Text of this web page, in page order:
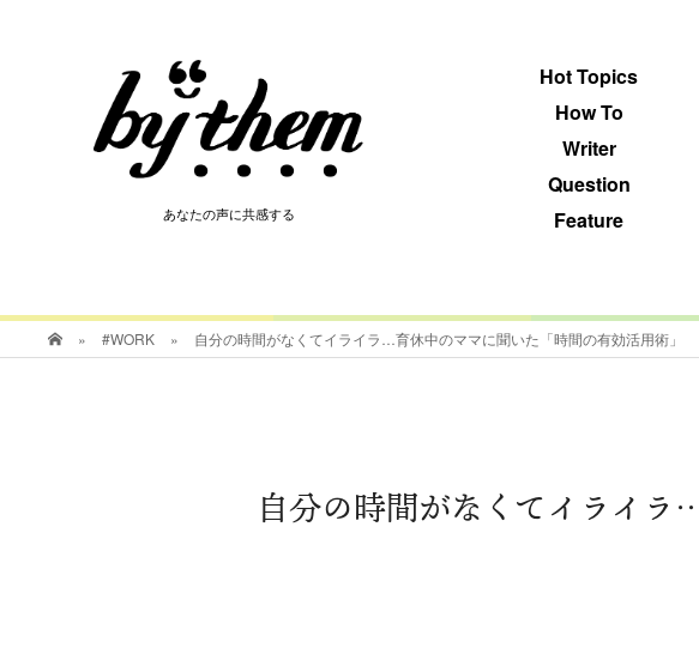
あなたの声に共感する
Hot Topics
How To
Writer
Question
Feature
あなたの声に共感する
» #WORK » 自分の時間がなくてイライラ…育休中のママに聞いた「時間の有効活用術」
自分の時間がなくてイライラ